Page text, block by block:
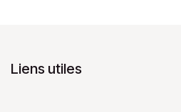
Liens utiles